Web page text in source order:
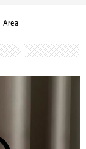
Area